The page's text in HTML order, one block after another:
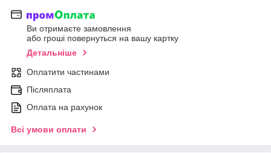
Ви отримаєте замовлення
або гроші повернуться на вашу картку
Детальніше
Оплатити частинами
Післяплата
Оплата на рахунок
Всі умови оплати